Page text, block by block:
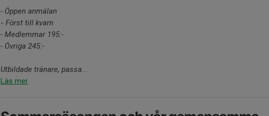
- Öppen anmälan
- Först till kvarn
- Medlemmar 195:-
- Övriga 245:-
Utbildade tränare, passa...
Läs mer